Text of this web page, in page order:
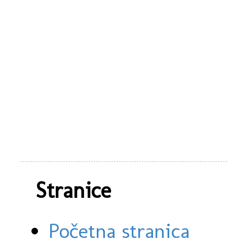
Stranice
Početna stranica